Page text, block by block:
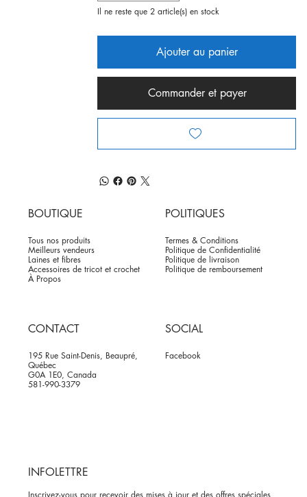
Il ne reste que 2 article(s) en stock
Ajouter au panier
Commander et payer
BOUTIQUE
Tous nos produits
Meilleurs vendeurs
Laines et fibres
Accessoires de tricot et crochet
À Propos
POLITIQUES
Termes & Conditions
Politique de Confidentialité
Politique de livraison
Politique de remboursement
CONTACT
195 Rue Saint-Denis, Beaupré,
Québec
G0A 1E0, Canada
581-990-3379
SOCIAL
Facebook
INFOLETTRE
Inscrivez-vous pour recevoir des mises à jour et des offres spéciales